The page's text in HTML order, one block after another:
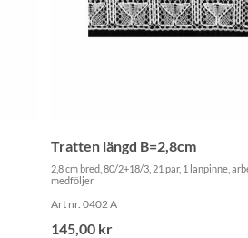
Tratten längd B=2,8cm
2,8 cm bred, 80/2+18/3, 21 par, 1 lanpinne,
medföljer
Art nr. 0402 A
145,00 kr